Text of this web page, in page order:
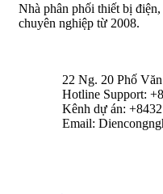
Nhà phân phối thiết bị
chuyên nghiệp từ 2008.
22 Ng. 20 Phố
Hotline Support:
Kênh dự án:
Email: